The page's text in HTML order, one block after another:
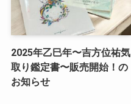
2025年乙巳年〜吉方位祐気
取り鑑定書〜販売開始！の
お知らせ